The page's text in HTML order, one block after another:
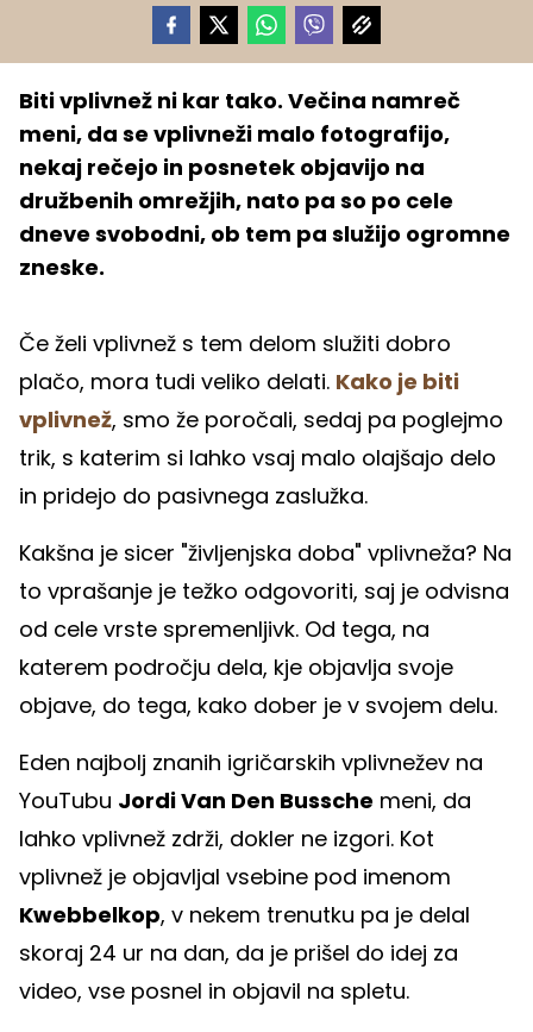
Biti vplivnež ni kar tako. Večina namreč
meni, da se vplivneži malo fotografijo,
nekaj rečejo in posnetek objavijo na
družbenih omrežjih, nato pa so po cele
dneve svobodni, ob tem pa služijo ogromne
zneske.
Če želi vplivnež s tem delom služiti dobro
plačo, mora tudi veliko delati. Kako je biti
vplivnež, smo že poročali, sedaj pa poglejmo
trik, s katerim si lahko vsaj malo olajšajo delo
in pridejo do pasivnega zaslužka.
Kakšna je sicer "življenjska doba" vplivneža? Na
to vprašanje je težko odgovoriti, saj je odvisna
od cele vrste spremenljivk. Od tega, na
katerem področju dela, kje objavlja svoje
objave, do tega, kako dober je v svojem delu.
Eden najbolj znanih igričarskih vplivnežev na
YouTubu Jordi Van Den Bussche meni, da
lahko vplivnež zdrži, dokler ne izgori. Kot
vplivnež je objavljal vsebine pod imenom
Kwebbelkop, v nekem trenutku pa je delal
skoraj 24 ur na dan, da je prišel do idej za
video, vse posnel in objavil na spletu.